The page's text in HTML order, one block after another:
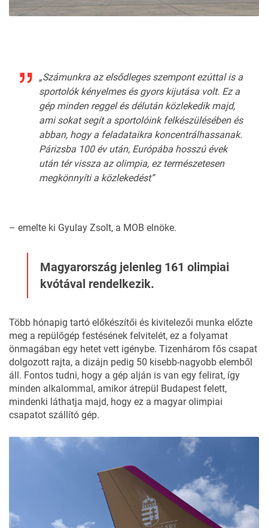
„Számunkra az elsődleges szempont ezúttal is a
sportolók kényelmes és gyors kijutása volt. Ez a
gép minden reggel és délután közlekedik majd,
ami sokat segít a sportolóink felkészülésében és
abban, hogy a feladataikra koncentrálhassanak.
Párizsba 100 év után, Európába hosszú évek
után tér vissza az olimpia, ez természetesen
megkönnyíti a közlekedést”
– emelte ki Gyulay Zsolt, a MOB elnöke.
Magyarország jelenleg 161 olimpiai
kvótával rendelkezik.
Több hónapig tartó előkészítői és kivitelezői munka előzte
meg a repülőgép festésének felvitelét, ez a folyamat
önmagában egy hetet vett igénybe. Tizenhárom fős csapat
dolgozott rajta, a dizájn pedig 50 kisebb-nagyobb elemből
áll. Fontos tudni, hogy a gép alján is van egy felirat, így
minden alkalommal, amikor átrepül Budapest felett,
mindenki láthatja majd, hogy ez a magyar olimpiai
csapatot szállító gép.